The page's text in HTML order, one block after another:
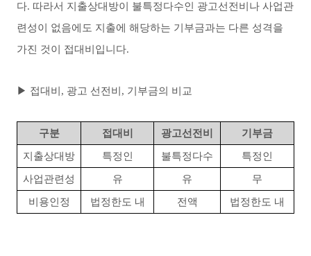
다. 따라서 지출상대방이 불특정다수인 광고선전비나 사업관
련성이 없음에도 지출에 해당하는 기부금과는 다른 성격을
가진 것이 접대비입니다.
▶ 접대비, 광고 선전비, 기부금의 비교
구분 접대비 광고선전비 기부금
지출상대방 특정인 불특정다수 특정인
사업관련성 유 유 무
비용인정 법정한도 내 전액 법정한도 내